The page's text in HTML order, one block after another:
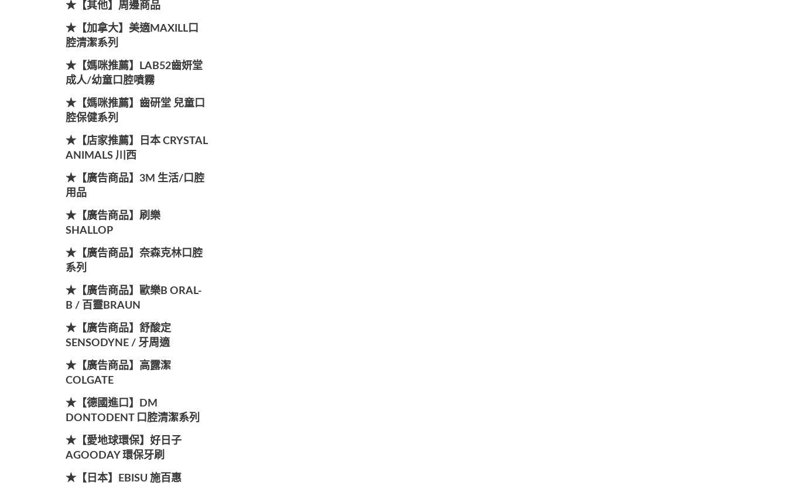
★【其他】周邊商品
★【加拿大】美適MAXILL口
腔清潔系列
★【媽咪推薦】LAB52齒妍堂
成人/幼童口腔噴霧
★【媽咪推薦】齒研堂 兒童口
腔保健系列
★【店家推薦】日本 CRYSTAL
ANIMALS 川西
★【廣告商品】3M 生活/口腔
用品
★【廣告商品】刷樂
SHALLOP
★【廣告商品】奈森克林口腔
系列
★【廣告商品】歐樂B ORAL-
B / 百靈BRAUN
★【廣告商品】舒酸定
SENSODYNE / 牙周適
★【廣告商品】高露潔
COLGATE
★【德國進口】DM
DONTODENT 口腔清潔系列
★【愛地球環保】好日子
AGOODAY 環保牙刷
★【日本】EBISU 施百惠